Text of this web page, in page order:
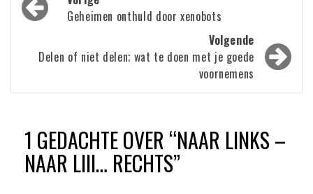
navigatieGeheimen onthuld door xenobots
Volgende
Delen of niet delen; wat te doen met je goede
voornemens
1 GEDACHTE OVER “NAAR LINKS –
NAAR LIII… RECHTS”